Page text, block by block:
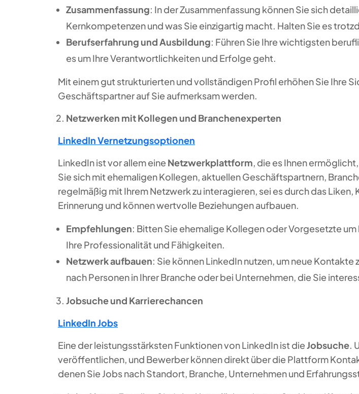
Zusammenfassung: In der Zusammenfassung können Sie sich
Kernkompetenzen und was Sie einzigartig macht. Halten Sie es
Berufserfahrung und Ausbildung: Führen Sie Ihre wichtigsten
es um Ihre Verantwortlichkeiten und Erfolge geht.
Mit einem gut strukturierten und vollständigen Profil erhöhen Sie Ihre
Geschäftspartner auf Sie aufmerksam werden.
Netzwerken mit Kollegen und Branchenexperten
LinkedIn Vernetzungsoptionen
LinkedIn ist vor allem eine Netzwerkplattform, die es Ihnen
Sie sich mit ehemaligen Kollegen, aktuellen Geschäftspartnern,
regelmäßig mit Ihrem Netzwerk zu interagieren, sei es durch das
Erinnerung und können wertvolle Beziehungen aufbauen.
Empfehlungen: Bitten Sie ehemalige Kollegen oder Vorgesetzte um
Ihre Professionalität und Fähigkeiten.
Netzwerk aufbauen: Sie können LinkedIn nutzen, um neue
nach Personen in Ihrer Branche oder bei Unternehmen, die Sie
Jobsuche und Karrierechancen
LinkedIn Jobs
Eine der leistungsstärksten Funktionen von LinkedIn ist dieJobsuche.
veröffentlichen, und Bewerber können direkt über die Plattform
denen Sie Jobs nach Standort, Branche, Unternehmen und